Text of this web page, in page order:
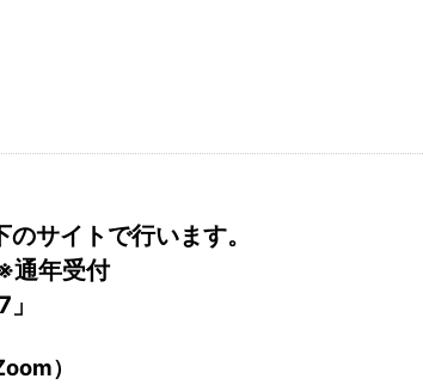
サイトで行います。
通年受付
）